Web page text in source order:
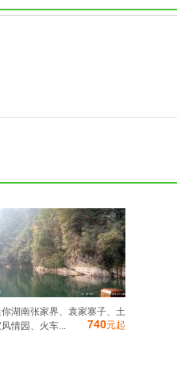
湖南张家界、袁家寨子、土
情园、火车...
740元起